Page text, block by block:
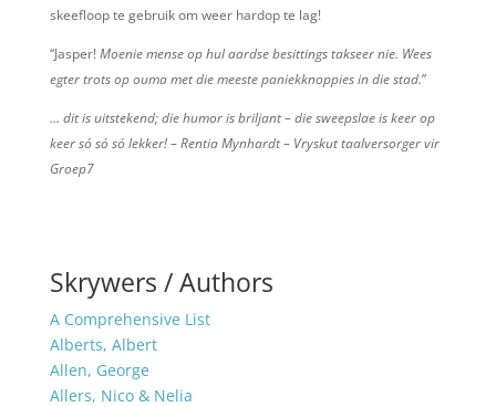
skeefloop te gebruik om weer hardop te lag!
“Jasper!Moenie mense op hul aardse besittings takseer nie. Wees
egter trots op ouma met die meeste paniekknoppies in die stad.”
… dit is uitstekend; die humor is briljant – die sweepslae is keer op
keer só só só lekker! – RentiaMynhardt – Vryskut taalversorger vir
Groep7
Skrywers / Authors
A Comprehensive List
Alberts, Albert
Allen, George
Allers, Nico & Nelia